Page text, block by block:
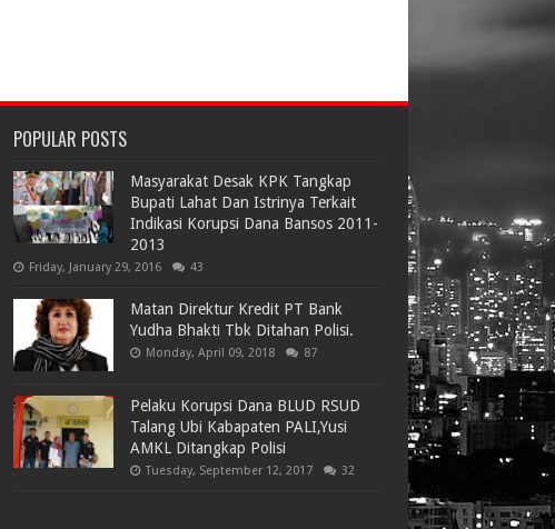
POPULAR POSTS
Masyarakat Desak KPK Tangkap
Bupati Lahat Dan Istrinya Terkait
Indikasi Korupsi Dana Bansos 2011-
2013
Friday, January 29, 2016 43
Matan Direktur Kredit PT Bank
Yudha Bhakti Tbk Ditahan Polisi.
Monday, April 09, 2018 87
Pelaku Korupsi Dana BLUD RSUD
Talang Ubi Kabapaten PALI,Yusi
AMKL Ditangkap Polisi
Tuesday, September 12, 2017 32